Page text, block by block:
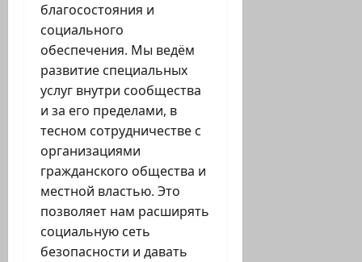
благосостояния и
социального
обеспечения. Мы ведём
развитие специальных
услуг внутри сообщества
и за его пределами, в
тесном сотрудничестве с
организациями
гражданского общества и
местной властью. Это
позволяет нам расширять
социальную сеть
безопасности и давать